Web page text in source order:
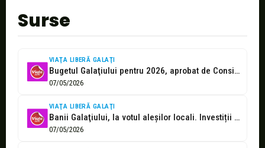
Surse
VIAŢA LIBERĂ GALAŢI
Bugetul Galaţiului pentru 2026, aprobat de Consiliul Local
07/05/2026
VIAŢA LIBERĂ GALAŢI
Banii Galaţiului, la votul aleşilor locali. Investiții importante propuse de consilierii PNL
07/05/2026